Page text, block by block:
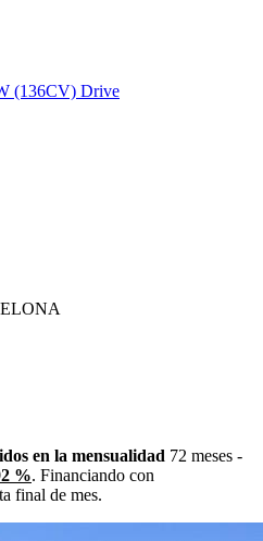
(136CV) Drive
en la mensualidad 72 meses -
%. Financiando con
final de mes.